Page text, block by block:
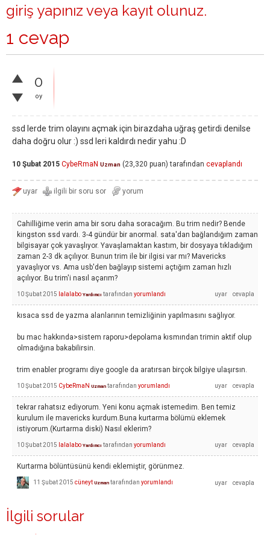
giriş yapınız veya kayıt olunuz.
1 cevap
0
oy
ssd lerde trim olayını açmak için birazdaha uğraş getirdi denilse
daha doğru olur :) ssd leri kaldırdı nedir yahu :D
10 Şubat 2015 CybeRmaN Uzman (23,320 puan) tarafından cevaplandı
Cahilliğime verin ama bir soru daha soracağım. Bu trim nedir? Bende
kingston ssd vardı. 3-4 gündür bir anormal. sata'dan bağlandığım zaman
bilgisayar çok yavaşlıyor. Yavaşlamaktan kastım, bir dosyaya tıkladığım
zaman 2-3 dk açılıyor. Bunun trim ile bir ilgisi var mı? Mavericks
yavaşlıyor vs. Ama usb'den bağlayıp sistemi açtığım zaman hızlı
açılıyor. Bu trim'i nasıl açarım?
10 Şubat 2015 lalalabo Yardımcı tarafından yorumlandı
kısaca ssd de yazma alanlarının temizliğinin yapılmasını sağlıyor.
bu mac hakkında>sistem raporu>depolama kısmından trimin aktif olup
olmadığına bakabilirsin.
trim enabler programı diye google da aratırsan birçok bilgiye ulaşırsın.
10 Şubat 2015 CybeRmaN Uzman tarafından yorumlandı
tekrar rahatsız ediyorum. Yeni konu açmak istemedim. Ben temiz
kurulum ile mavericks kurdum.Buna kurtarma bölümü eklemek
istiyorum.(Kurtarma diski) Nasıl eklerim?
10 Şubat 2015 lalalabo Yardımcı tarafından yorumlandı
Kurtarma bölüntüsünü kendi eklemiştir, görünmez.
11 Şubat 2015 cüneyt Uzman tarafından yorumlandı
İlgili sorular